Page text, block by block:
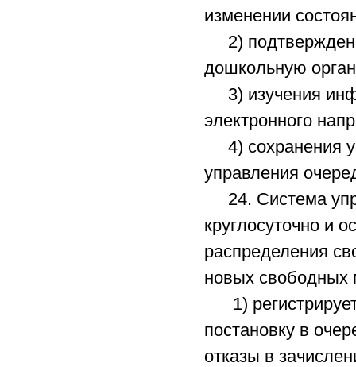
изменении
2)
дошкольную
3) изучения
электронного
4) сохранения
управления
24. Система
круглосуточно и
распределения
новых свободных
1) регистрирует
постановку в
отказы в